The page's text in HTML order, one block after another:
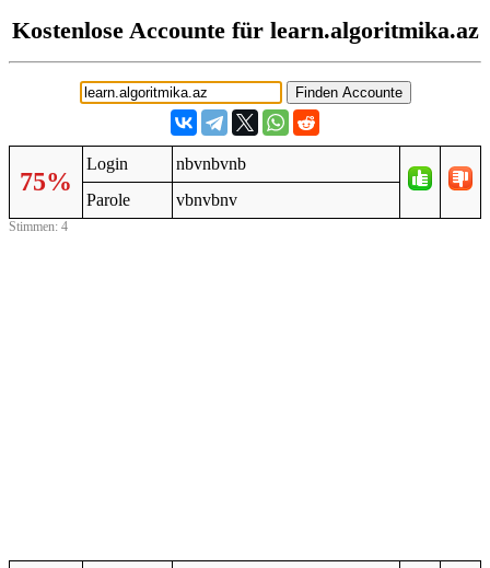
Kostenlose Accounte für learn.algoritmika.az
75%
Login
nbvnbvnb
Parole
vbnvbnv
Stimmen: 4